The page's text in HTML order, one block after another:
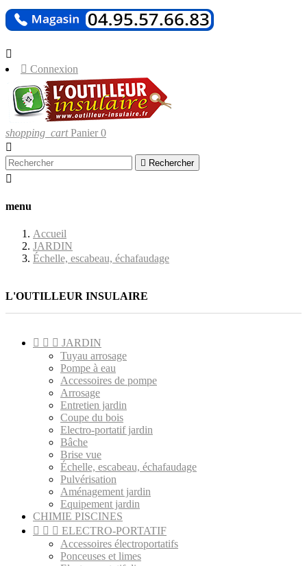

 Connexion
shopping_cart Panier 0

 Rechercher

menu
Accueil
JARDIN
Échelle, escabeau, échafaudage
L'OUTILLEUR INSULAIRE
   JARDIN
Tuyau arrosage
Pompe à eau
Accessoires de pompe
Arrosage
Entretien jardin
Coupe du bois
Electro-portatif jardin
Bâche
Brise vue
Échelle, escabeau, échafaudage
Pulvérisation
Aménagement jardin
Equipement jardin
CHIMIE PISCINES
   ELECTRO-PORTATIF
Accessoires électroportatifs
Ponceuses et limes